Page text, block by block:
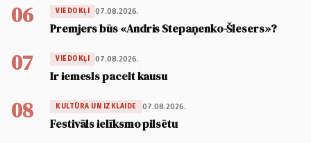
06 VIEDOKĻI 07.08.2026.
Premjers būs «Andris Stepaņenko-Šlesers»?
07 VIEDOKĻI 07.08.2026.
Ir iemesls pacelt kausu
08 KULTŪRA UN IZKLAIDE 07.08.2026.
Festivāls ielīksmo pilsētu